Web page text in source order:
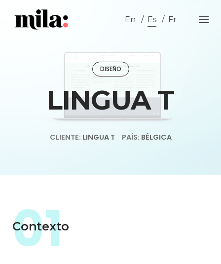
content
En Es Fr
DISEÑO
LINGUA T
CLIENTE: LINGUA T PAÍS: BÉLGICA
01
Contexto